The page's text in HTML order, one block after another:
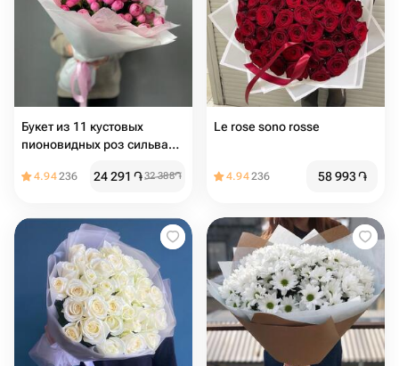
Букет из 11 кустовых
пионовидных роз сильва
4.94236 24 291 ֏32 388֏
Le rose sono rosse
4.94236 58 993֏